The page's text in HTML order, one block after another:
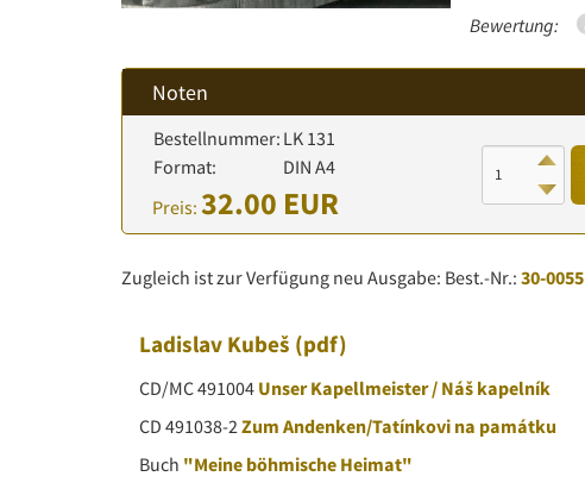
Bewertung:
Noten
Bestellnummer: LK 131
Format:
DIN A4
Preis: 32.00 EUR
Zugleich ist zur Verfügung neu Ausgabe: Best.-Nr.: 30-0055
Ladislav Kubeš (pdf)
CD/MC 491004 Unser Kapellmeister / Náš kapelník
CD 491038-2Zum Andenken/Tatínkovi na památku
Buch "Meine böhmische Heimat"